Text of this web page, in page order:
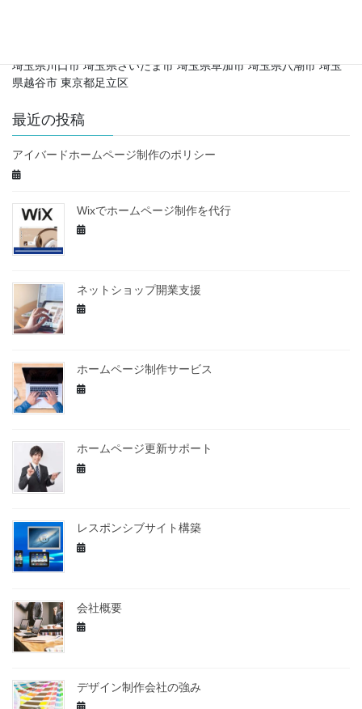
埼玉県川口市 埼玉県さいたま市 埼玉県草加市 埼玉県八潮市 埼玉
県越谷市 東京都足立区
最近の投稿
アイバードホームページ制作のポリシー
Wixでホームページ制作を代行
ネットショップ開業支援
ホームページ制作サービス
ホームページ更新サポート
レスポンシブサイト構築
会社概要
デザイン制作会社の強み